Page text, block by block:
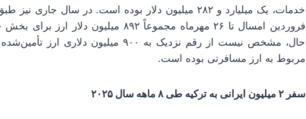
خدمات، یک میلیارد و ۲۸۲ میلیون دلار بوده است. در سال
فروردین امسال تا ۲۶ مهرماه مجموعاً ۸۹۲
حال، مشخص نیست از رقم نزدیک به ۹۰۰
مربوط به ارز مسافرتی بوده است.
سفر ۲ میلیون ایرانی به ترکیه طی ۸ ماهه سال ۲۰۲۵